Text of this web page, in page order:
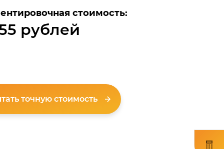
стоимость:
рублей
точную стоимость